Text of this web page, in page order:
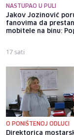
NASTUPAO U PULI
Jakov Jozinović
fanovima da
mobitele na binu:
17 sati
O PONIŠTENOJ ODLUCI
Direktorica